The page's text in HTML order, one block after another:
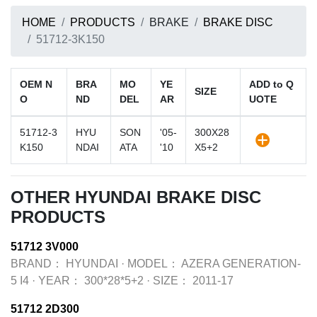
HOME PRODUCTS BRAKE
BRAKE DISC
51712-3K150
OEM N
O
BRA
ND
MO
DEL
YE
AR
SIZE
ADD to Q
UOTE
51712-3
K150
HYU
NDAI
SON
ATA
'05-
'10
300X28
X5+2
OTHER HYUNDAI BRAKE DISC
PRODUCTS
51712 3V000
BRAND：
HYUNDAI · MODEL： AZERA GENERATION-
5 I4 · YEAR： 300*28*5+2 · SIZE： 2011-17
51712 2D300